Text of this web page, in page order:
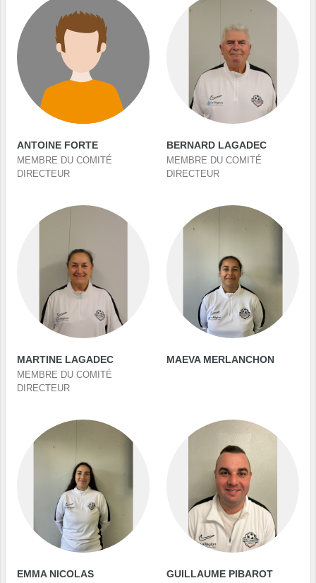
ANTOINE FORTE
MEMBRE DU COMITÉ
DIRECTEUR
BERNARD LAGADEC
MEMBRE DU COMITÉ
DIRECTEUR
MARTINE LAGADEC
MEMBRE DU COMITÉ
DIRECTEUR
MAEVA MERLANCHON
EMMA NICOLAS GUILLAUME PIBAROT